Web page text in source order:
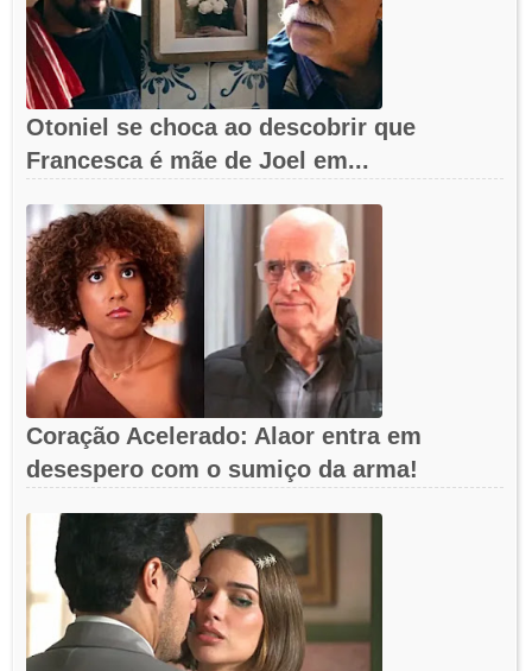
Otoniel se choca ao descobrir que
Francesca é mãe de Joel em...
Coração Acelerado: Alaor entra em
desespero com o sumiço da arma!